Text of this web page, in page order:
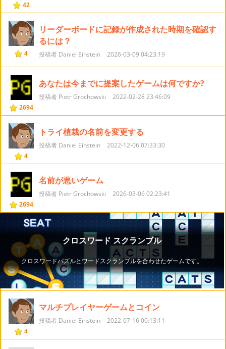
42
4
リーダーボードに記録が作成された時期を確認す
るには？
投稿者 Daniel Einstein 2026-03-09 04:23:19
2694
あなたは今までに提案したゲームは何ですか?
投稿者 Piotr Grochowski 2022-02-28 23:46:09
4
トライ植栽の名前を変更する
投稿者 Daniel Einstein 2022-12-06 07:33:30
2694
名前が悪いゲーム
投稿者 Piotr Grochowski 2026-03-06 02:23:41
4
マルチプレイヤーゲームとコイン
投稿者 Daniel Einstein 2022-07-16 00:13:11